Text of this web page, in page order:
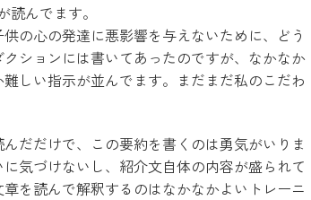
んでます。
の心の発達に悪影響を与えないために、どう
ションには書いてあったのですが、なかなか
しい指示が並んでます。まだまだ私のこだわ
だだけで、この要約を書くのは勇気がいりま
気づけないし、紹介文自体の内容が盛られて
を読んで解釈するのはなかなかよいトレーニ